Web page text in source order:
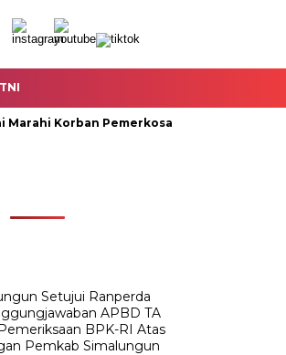
TNI
Korban Pemerkosaan